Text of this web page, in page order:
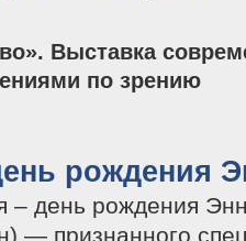
рождения
– день рождения
— признанного